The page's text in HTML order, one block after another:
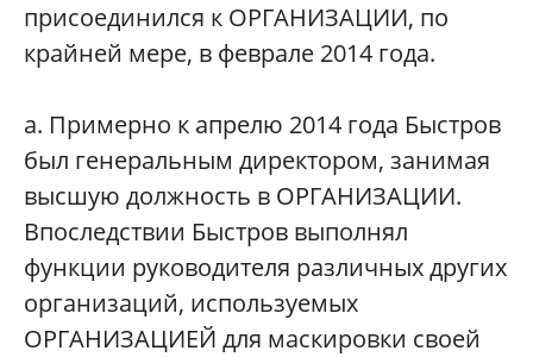
присоединился к ОРГАНИЗАЦИИ, по
крайней мере, в феврале 2014 года.
а. Примерно к апрелю 2014 года Быстров
был генеральным директором, занимая
высшую должность в ОРГАНИЗАЦИИ.
Впоследствии Быстров выполнял
функции руководителя различных других
организаций, используемых
ОРГАНИЗАЦИЕЙ для маскировки своей